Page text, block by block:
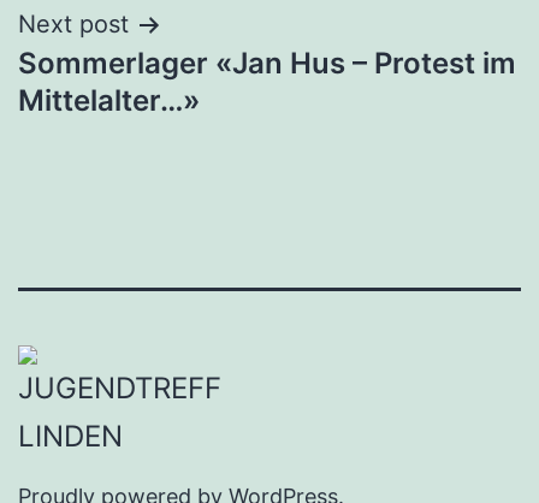
Next post
Sommerlager «Jan Hus – Protest im
Mittelalter…»
Proudly powered by WordPress.